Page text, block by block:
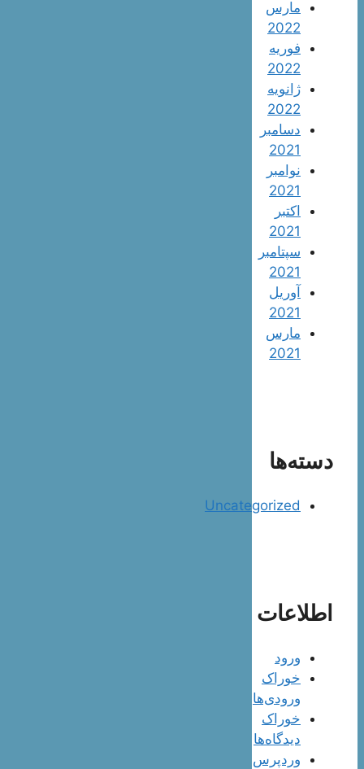
مارس
2022
فوریه
2022
ژانویه
2022
دسامبر
2021
نوامبر
2021
اکتبر
2021
سپتامبر
2021
آوریل
2021
مارس
2021
دسته‌ها
Uncategorized
اطلاعات
ورود
خوراک
ورودی‌ها
خوراک
دیدگاه‌ها
وردپرس